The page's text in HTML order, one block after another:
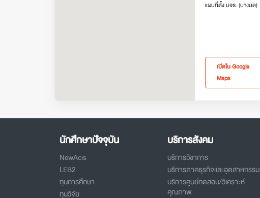
แผนที่ตั้ง มจธ. (บางมด)
เปิดใน Google
Maps
นักศึกษาปัจจุบัน
NewAcis
LEB2
ทุนการศึกษา
ทุนวิจัย
บริการสังคม
บริการวิชาการ
บริการภาคธุรกิจและอุตสาหกรรม
บริการศูนย์ทดสอบ/วิเคราะห์
คุณภาพ